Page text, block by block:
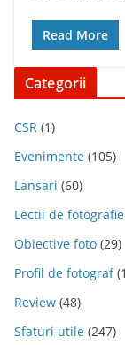
Read More
Categorii
CSR (1)
Evenimente (105)
Lansari (60)
Lectii de fotografie
Obiective foto (29)
Profil de fotograf
Review (48)
Sfaturi utile (247)